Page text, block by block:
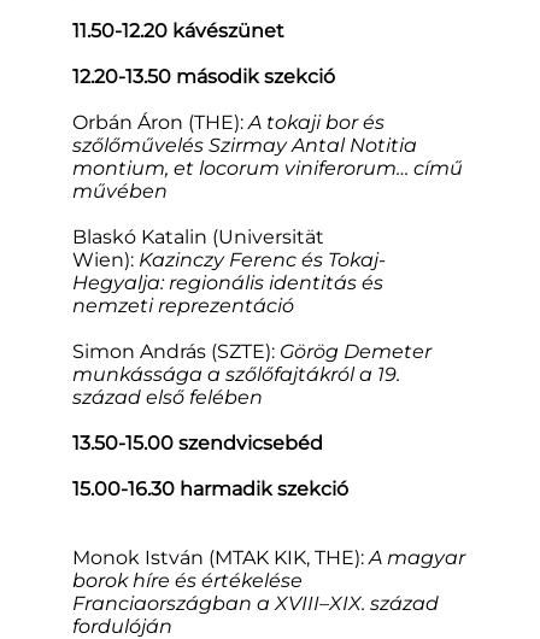
11.50-12.20 kávészünet
12.20-13.50 második szekció
Orbán Áron (THE):A tokaji bor és
szőlőművelés Szirmay Antal Notitia
montium, et locorum viniferorum… című
művében
Blaskó Katalin (Universität
Wien): Kazinczy Ferenc és Tokaj-
Hegyalja: regionális identitás és
nemzeti reprezentáció
Simon András (SZTE): Görög Demeter
munkássága a szőlőfajtákról a 19.
század első felében
13.50-15.00 szendvicsebéd
15.00-16.30 harmadik szekció
Monok István (MTAK KIK, THE):A magyar
borok híre és értékelése
Franciaországban a XVIII–XIX. század
fordulóján